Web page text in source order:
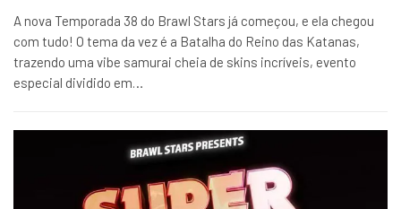
A nova Temporada 38 do Brawl Stars já começou, e ela chegou
com tudo! O tema da vez é a Batalha do Reino das Katanas,
trazendo uma vibe samurai cheia de skins incríveis, evento
especial dividido em…